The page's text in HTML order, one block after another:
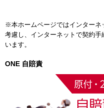
※本ホームページではインターネ
考慮し、インターネットで契約
います。
ONE 自賠責